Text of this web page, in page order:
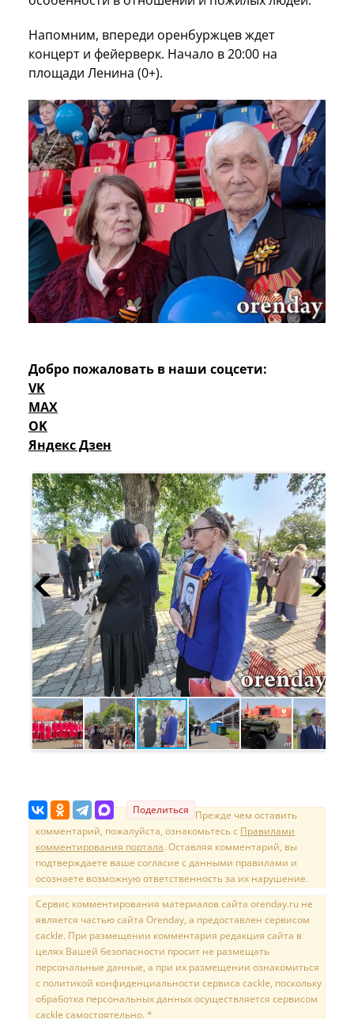
Напомним, впереди оренбуржцев ждет
концерт и фейерверк. Начало в 20:00 на
площади Ленина (0+).
Добро пожаловать в наши соцсети:
VK
MAX
OK
Яндекс Дзен
Поделиться Прежде чем оставить
комментарий, пожалуйста, ознакомьтесь с Правилами
комментирования портала. Оставляя комментарий, вы
подтверждаете ваше согласие с данными правилами и
осознаете возможную ответственность за их нарушение.
Сервис комментирования материалов сайта orenday.ru не
является частью сайта Orenday, а предоставлен сервисом
cackle. При размещении комментария редакция сайта в
целях Вашей безопасности просит не размещать
персональные данные, а при их размещении ознакомиться
с политикой конфиденциальности сервиса cackle, поскольку
обработка персональных данных осуществляется сервисом
cackle самостоятельно. *